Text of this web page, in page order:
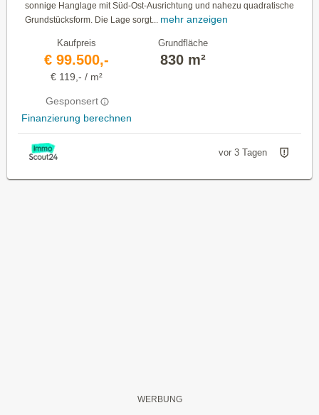
sonnige Hanglage mit Süd-Ost-Ausrichtung und nahezu quadratische
Grundstücksform. Die Lage sorgt... mehr anzeigen
Kaufpreis
€ 99.500,-
€ 119,- / m²
Gesponsert
Finanzierung berechnen
Grundfläche
830 m²
vor 3 Tagen